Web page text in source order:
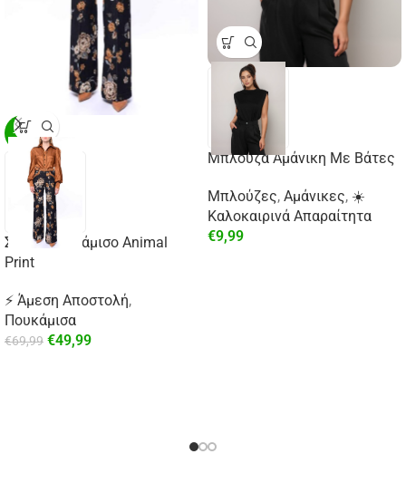
-29%
Σατέν Πουκάμισο Animal
Print
⚡ Άμεση Αποστολή,
Πουκάμισα
€69,99 €49,99
Μπλούζα Αμάνικη Με Βάτες
Μπλούζες, Αμάνικες, ☀️
Καλοκαιρινά Απαραίτητα
€9,99